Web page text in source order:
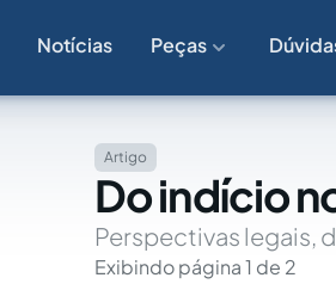
Notícias Peças
Artigo
Do indício
Perspectivas legais,
Exibindo página 1 de 2